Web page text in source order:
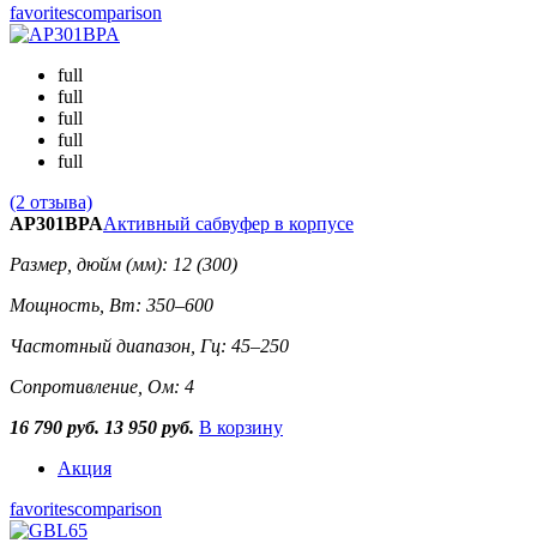
favoritescomparison
full
full
full
full
full
(2 отзыва)
AP301BPAАктивный сабвуфер в корпусе
Размер, дюйм (мм): 12 (300)
Мощность, Вт: 350–600
Частотный диапазон, Гц: 45–250
Сопротивление, Ом: 4
16 790 руб. 13 950 руб. В корзину
Акция
favoritescomparison